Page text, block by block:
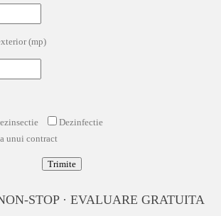
(mp)
Dezinfectie
unui contract
Trimite
STOP · EVALUARE GRATUITA